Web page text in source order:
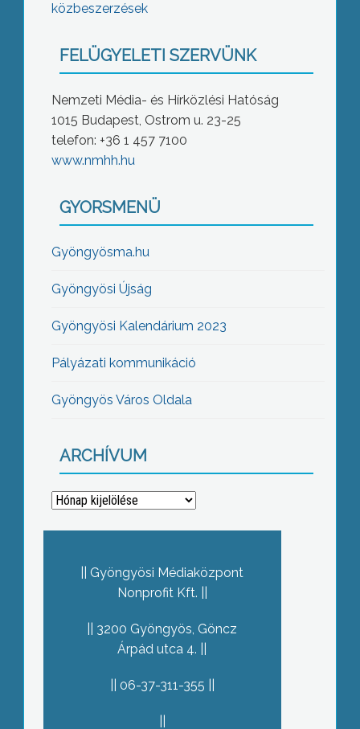
közbeszerzések
FELÜGYELETI SZERVÜNK
Nemzeti Média- és Hírközlési Hatóság
1015 Budapest, Ostrom u. 23-25
telefon: +36 1 457 7100
www.nmhh.hu
GYORSMENÜ
Gyöngyösma.hu
Gyöngyösi Újság
Gyöngyösi Kalendárium 2023
Pályázati kommunikáció
Gyöngyös Város Oldala
ARCHÍVUM
Archívum
Gyöngyösi Médiaközpont
Nonprofit Kft.
3200 Gyöngyös, Göncz
Árpád utca 4.
06-37-311-355